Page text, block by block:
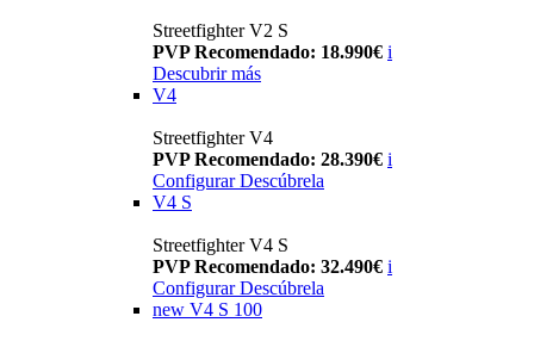
Streetfighter V2 S
PVP Recomendado: 18.990€ i
Descubrir más
V4
Streetfighter V4
PVP Recomendado: 28.390€ i
Configurar Descúbrela
V4 S
Streetfighter V4 S
PVP Recomendado: 32.490€ i
Configurar Descúbrela
new V4 S 100